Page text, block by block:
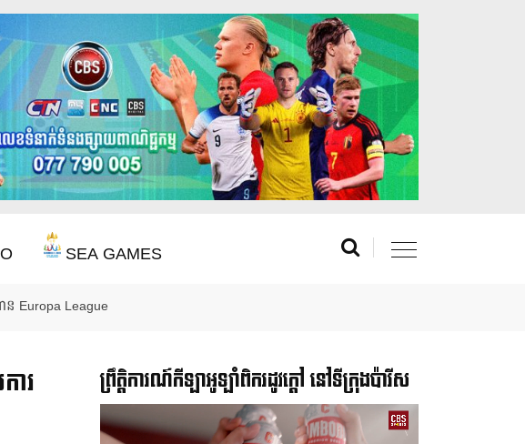
SEA GAMES
ារ
ព្រឹត្តិការណ៍កីឡាអូឡាំពិករដូវក្ដៅ នៅទីក្រុងប៉ារីស